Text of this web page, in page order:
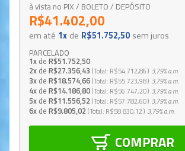
à vista no PIX / BOLETO / DEPÓSITO
R$41.402,00
em até 1x de R$51.752,50 sem juros
PARCELADO
1x de R$51.752,50
2x de R$27.356,43 Total R$54.712,86 3,79%a.m.
3x de R$18.574,66 Total R$55.723,98 3,79%a.m.
4x de R$14.186,80 Total R$56.747,20 3,79%a.m.
5x de R$11.556,52 Total R$57.782,60 3,79%a.m.
6x de R$9.805,02 Total R$58.830,12 3,79%a.m.
COMPRAR